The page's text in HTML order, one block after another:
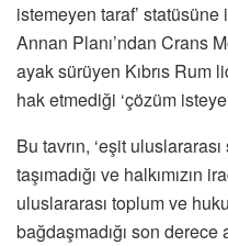
istemeyen taraf’
Annan Planı’ndan Crans
ayak sürüyen Kıbrıs Rum
hak etmediği ‘çözüm
Bu tavrın, ‘eşit
taşımadığı ve halkımızın
uluslararası toplum ve
bağdaşmadığı son derece